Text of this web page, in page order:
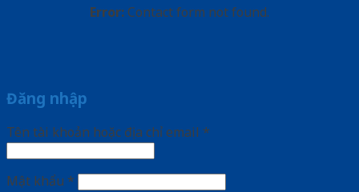
Error: Contact form not found.
Đăng nhập
Tên tài khoản hoặc địa chỉ email *
Mật khẩu *